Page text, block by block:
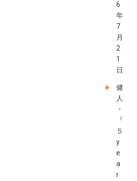
6
年
7
月
2
1
日
健
人
・
『
５
y
e
a
r